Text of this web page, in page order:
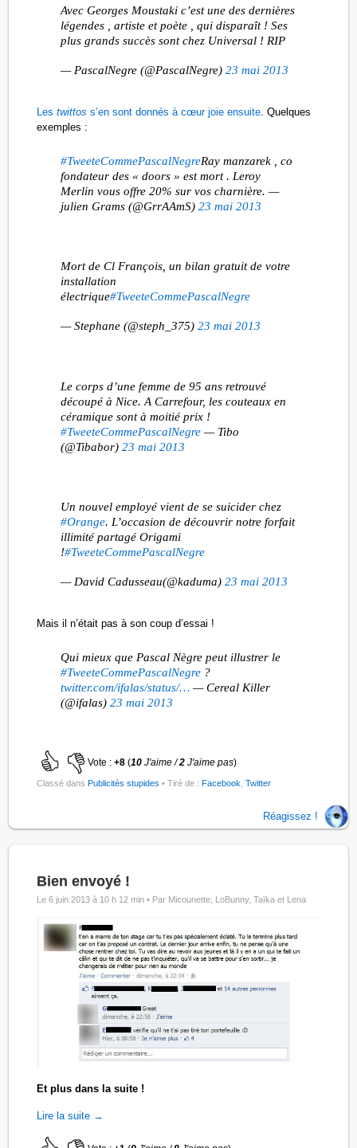
Avec Georges Moustaki c’est une des dernières
légendes , artiste et poète , qui disparaît ! Ses
plus grands succès sont chez Universal ! RIP
— PascalNegre (@PascalNegre)23 mai 2013
Lestwittos s’en sont donnés à cœur joie ensuite. Quelques
exemples :
#TweeteCommePascalNegreRay manzarek , co
fondateur des « doors » est mort . Leroy
Merlin vous offre 20% sur vos charnière. —
julien Grams (@GrrAAmS)23 mai 2013
Mort de Cl François, un bilan gratuit de votre
installation
électrique#TweeteCommePascalNegre
— Stephane (@steph_375)23 mai 2013
Le corps d’une femme de 95 ans retrouvé
découpé à Nice. A Carrefour, les couteaux en
céramique sont à moitié prix !
#TweeteCommePascalNegre — Tibo
(@Tibabor)23 mai 2013
Un nouvel employé vient de se suicider chez
#Orange. L’occasion de découvrir notre forfait
illimité partagé Origami
!#TweeteCommePascalNegre
— David Cadusseau(@kaduma)23 mai 2013
Mais il n’était pas à son coup d’essai !
Qui mieux que Pascal Nègre peut illustrer le
#TweeteCommePascalNegre ?
twitter.com/ifalas/status/… — Cereal Killer
(@ifalas)23 mai 2013
Vote :+8 (10J'aime /2 J'aime pas)
Classé dansPublicités stupides • Tiré de :Facebook ,Twitter
Réagissez !
Bien envoyé !
Le 6 juin 2013 à 10 h 12 min • Par Micounette, LoBunny, Taïka et Lena
Et plus dans la suite !
Lire la suite →